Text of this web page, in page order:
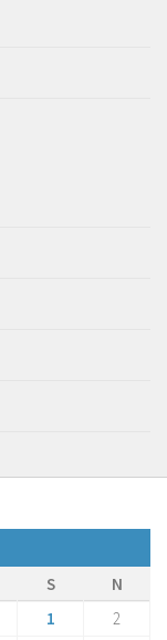
S
N
1
2